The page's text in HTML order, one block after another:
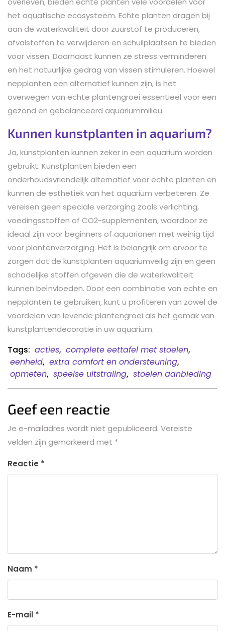
het aquatische ecosysteem. Echte planten dragen bij
aan de waterkwaliteit door zuurstof te produceren,
afvalstoffen te verwijderen en schuilplaatsen te bieden
voor vissen. Daarnaast kunnen ze stress verminderen
en het natuurlijke gedrag van vissen stimuleren. Hoewel
nepplanten een alternatief kunnen zijn, is het
overwegen van echte plantengroei essentieel voor een
gezond en gebalanceerd aquariummilieu.
Kunnen kunstplanten in aquarium?
Ja, kunstplanten kunnen zeker in een aquarium worden
gebruikt. Kunstplanten bieden een
onderhoudsvriendelijk alternatief voor echte planten en
kunnen de esthetiek van het aquarium verbeteren. Ze
vereisen geen speciale verzorging zoals verlichting,
voedingsstoffen of CO2-supplementen, waardoor ze
ideaal zijn voor beginners of aquarianen met weinig tijd
voor plantenverzorging. Het is belangrijk om ervoor te
zorgen dat de kunstplanten aquariumveilig zijn en geen
schadelijke stoffen afgeven die de waterkwaliteit
kunnen beïnvloeden. Door een combinatie van echte en
nepplanten te gebruiken, kunt u profiteren van zowel de
voordelen van levende plantengroei als het gemak van
kunstplantendecoratie in uw aquarium.
Tags: acties, complete eettafel met stoelen,
eenheid, extra comfort en ondersteuning,
opmeten, speelse uitstraling, stoelen aanbieding
Geef een reactie
Je e-mailadres wordt niet gepubliceerd. Vereiste
velden zijn gemarkeerd met *
Reactie *
Naam *
E-mail *